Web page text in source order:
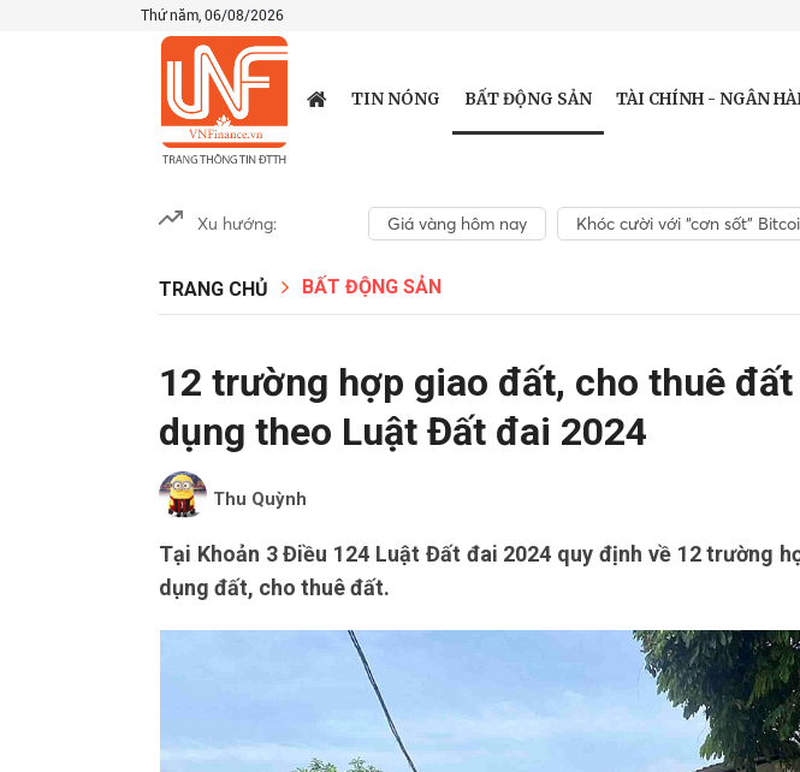
Thứ năm, 06/08/2026
TIN NÓNG BẤT ĐỘNG SẢN TÀI CHÍNH - NGÂN
Xu hướng: Giá vàng hôm nay Khóc cười với “cơn sốt”
TRANG CHỦ BẤT ĐỘNG SẢN
12 trường hợp giao đất, cho thuê
dụng theo Luật Đất đai 2024
Thu Quỳnh
Tại Khoản 3 Điều 124 Luật Đất đai 2024 quy định về 12 trường
dụng đất, cho thuê đất.